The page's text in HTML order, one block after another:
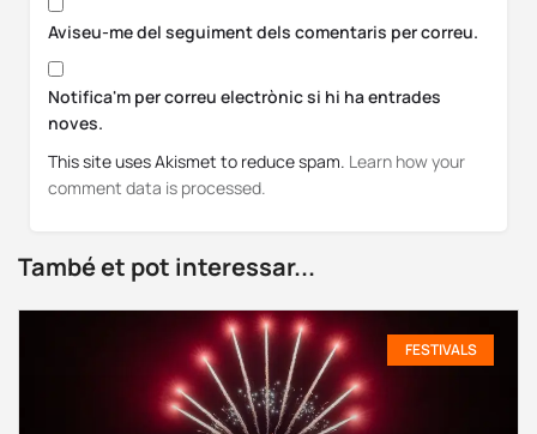
Aviseu-me del seguiment dels comentaris per correu.
Notifica'm per correu electrònic si hi ha entrades
noves.
This site uses Akismet to reduce spam. Learn how your
comment data is processed.
També et pot interessar...
FESTIVALS